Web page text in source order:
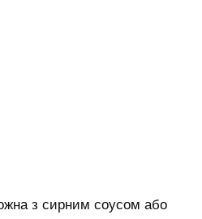
з сирним соусом або